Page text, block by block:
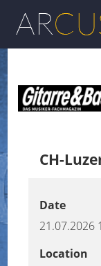
CH-
Date
21.07.2026
Location